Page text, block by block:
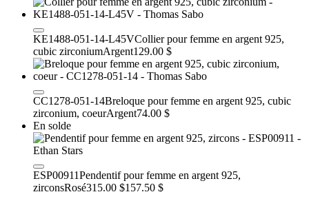
KE1488-051-14-L45VCollier pour femme en argent 925,
cubic zirconiumArgent129.00 $
CC1278-051-14Breloque pour femme en argent 925, cubic
zirconium, coeurArgent74.00 $
En solde
ESP00911Pendentif pour femme en argent 925,
zirconsRosé315.00 $157.50 $